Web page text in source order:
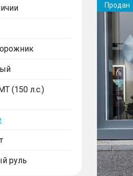
(150 л.с.)
руль
Продан